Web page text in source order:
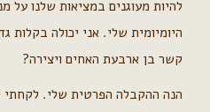
להיות מעוגנים במציאות שלנו
היומיומית שלי. אני יכולה
קשר בן ארבעת האחים ויצירה?
הנה ההקבלה הפרטית שלי. לקחתי